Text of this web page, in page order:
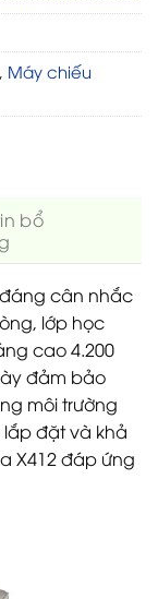
Máy chiếu
bổ
cân nhắc
lớp học
cao 4.200
đảm bảo
môi trường
lắp đặt và khả
X412 đáp ứng